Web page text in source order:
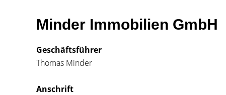
Minder Immobilien GmbH
Geschäftsführer
Thomas Minder
Anschrift